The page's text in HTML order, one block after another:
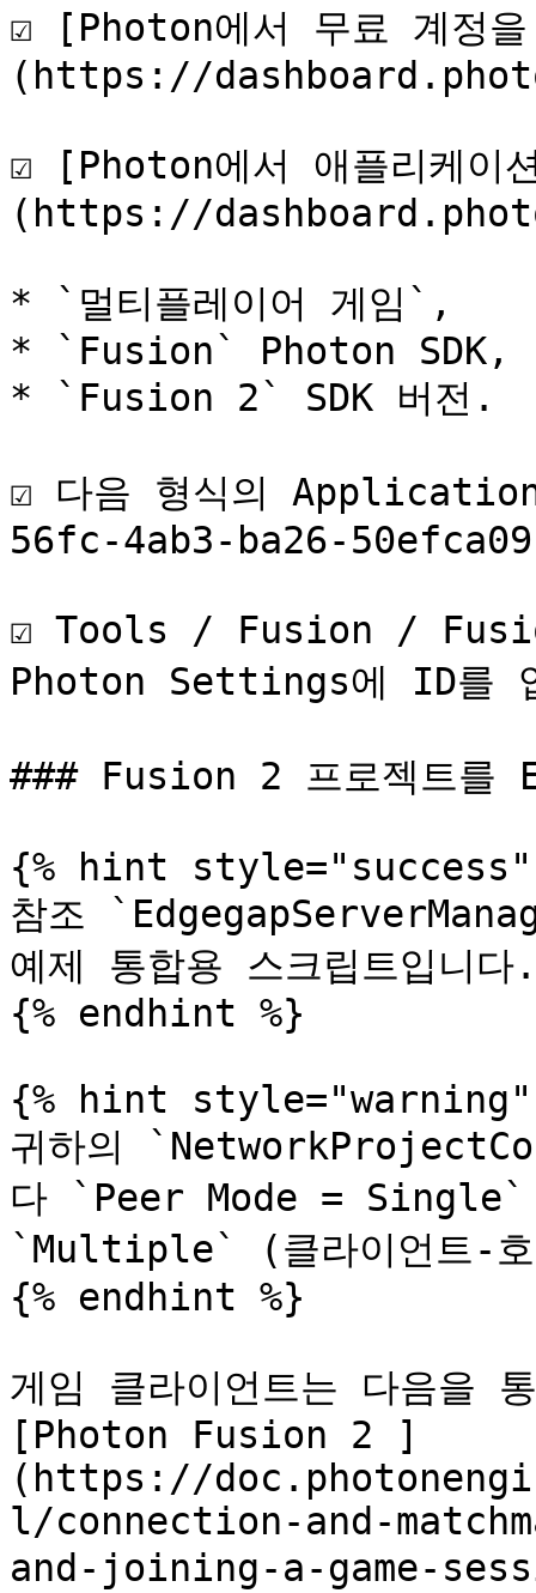
☑️ [Photon에서 무료 계정
(https://
☑️ [Photon에서 애플리케이
(https://
* `멀티플레이어 게임`,
* `Fusion` Photon SDK,
* `Fusion 2` SDK 버전.
☑️ 다음 형식의
56fc-4ab3-ba26-
☑️ Tools / Fusion /
Photon Settings에 ID를
### Fusion 2 프로젝트를
{% hint style="success"
참조
예제 통합용 스크립트입니다.
{% endhint %}
{% hint style="warning"
귀하의
다 `Peer Mode = Single`
`Multiple` (클라이언트-
{% endhint %}
게임 클라이언트는 다음을
[Photon Fusion 2 ]
(https://
l/connection-and-
and-joining-a-game-